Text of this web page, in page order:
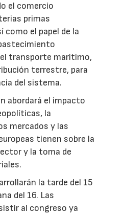
el comercio
primas
como el papel de la
transporte marítimo,
terrestre, para
del sistema.
abordará el impacto
la
mercados y las
tienen sobre la
y la toma de
la tarde del 15
del 16. Las
al congreso ya